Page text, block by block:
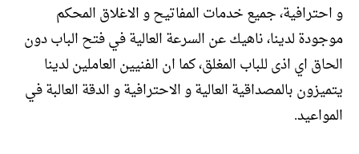
و احترافية، جميع خدمات المفاتيح و الاغلاق المحكم
موجودة لدينا، ناهيك عن السرعة العالية في فتح الباب دون
الحاق اي اذى للباب المغلق، كما ان الفنيين العاملين لدينا
يتميزون بالمصداقية العالية و الاحترافية و الدقة العالبة في
المواعيد.